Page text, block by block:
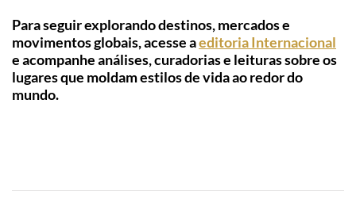
Para seguir explorando destinos, mercados e
movimentos globais, acesse aeditoria Internacional
e acompanhe análises, curadorias e leituras sobre os
lugares que moldam estilos de vida ao redor do
mundo.